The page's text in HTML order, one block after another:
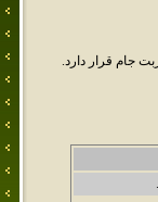
جام قرار دارد.